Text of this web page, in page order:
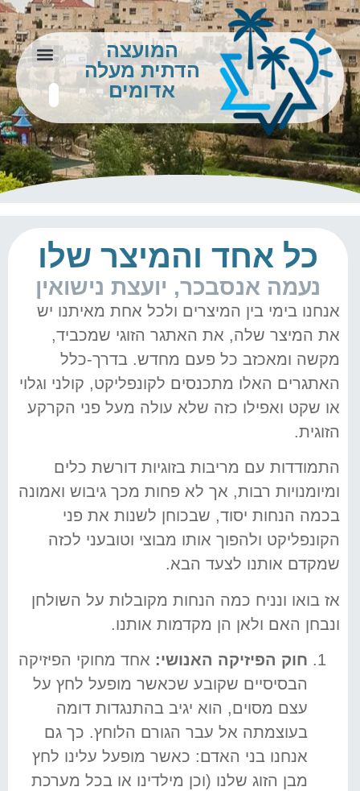
המועצה
הדתית מעלה
אדומים
כל אחד והמיצר שלו
נעמה אנסבכר, יועצת נישואין
אנחנו בימי בין המיצרים ולכל אחת מאיתנו יש
את המיצר שלה, את האתגר הזוגי שמכביד,
מקשה ומאכזב כל פעם מחדש. בדרך-כלל
האתגרים האלו מתכנסים לקונפליקט, קולני וגלוי
או שקט ואפילו כזה שלא עולה מעל פני הקרקע
הזוגית.
התמודדות עם מריבות בזוגיות דורשת כלים
ומיומנויות רבות, אך לא פחות מכך גיבוש ואמונה
בכמה הנחות יסוד, שבכוחן לשנות את פני
הקונפליקט ולהפוך אותו מבוצי וטובעני לכזה
שמקדם אותנו לצעד הבא.
אז בואו ונניח כמה הנחות מקובלות על השולחן
ונבחן האם ולאן הן מקדמות אותנו.
חוק הפיזיקה האנושי: אחד מחוקי הפיזיקה
הבסיסיים שקובע שכאשר מופעל לחץ על
עצם מסוים, הוא יגיב בהתנגדות דומה
בעוצמתה אל עבר הגורם הלוחץ. כך גם
אנחנו בני האדם: כאשר מופעל עלינו לחץ
מבן הזוג שלנו (וכן מילדינו או בכל מערכת